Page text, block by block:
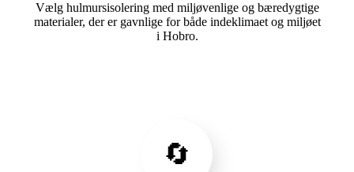
Vælg hulmursisolering med miljøvenlige og bæredygtige
materialer, der er gavnlige for både indeklimaet og miljøet
i Hobro.
🔄